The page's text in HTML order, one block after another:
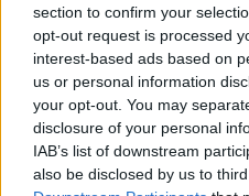
section to confirm your
opt-out request is processed
interest-based ads based on
us or personal information
your opt-out. You may
disclosure of your personal
IAB’s list of downstream
also be disclosed by us to
A bejegyzés megtekintése az